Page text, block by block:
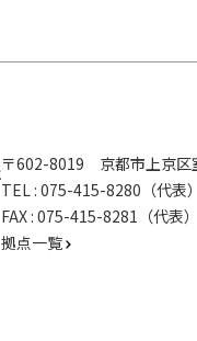
〒602-8019 京都市上京区
TEL : 075-415-8280（代表）
FAX : 075-415-8281（代表）
拠点一覧